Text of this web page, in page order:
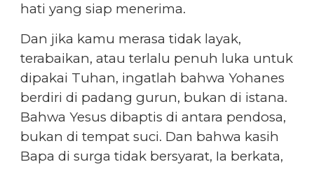
hati yang siap menerima.
Dan jika kamu merasa tidak layak,
terabaikan, atau terlalu penuh luka untuk
dipakai Tuhan, ingatlah bahwa Yohanes
berdiri di padang gurun, bukan di istana.
Bahwa Yesus dibaptis di antara pendosa,
bukan di tempat suci. Dan bahwa kasih
Bapa di surga tidak bersyarat, Ia berkata,